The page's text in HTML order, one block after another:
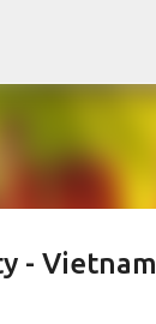
- Vietnam